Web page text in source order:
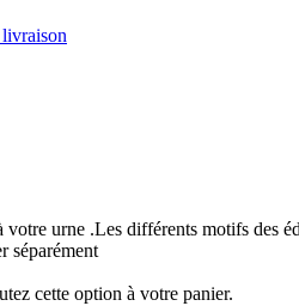
urne .Les différents motifs des
séparément
cette option à votre panier.